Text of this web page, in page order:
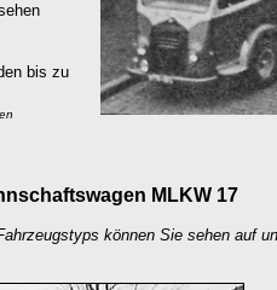
bis zu
MLKW 17
können Sie sehen auf